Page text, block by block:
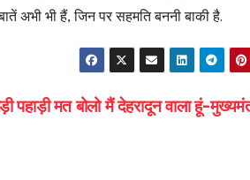
अभी भी हैं, जिन पर सहमति बननी बाकी है.
पहाड़ी मत बोलो मैं देहरादून वाला हूं-